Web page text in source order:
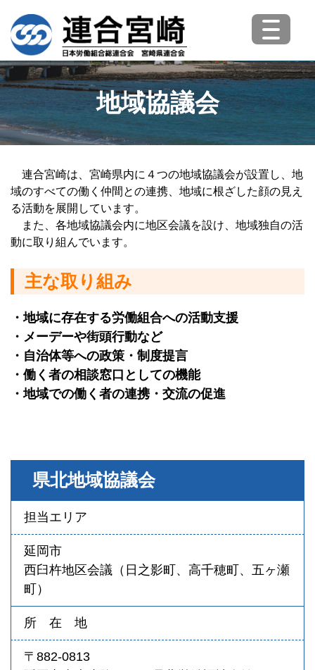
地域協議会
連合宮崎は、宮崎県内に４つの地域協議会が設置し、地
域のすべての働く仲間との連携、地域に根ざした顔の見え
る活動を展開しています。
また、各地域協議会内に地区会議を設け、地域独自の活
動に取り組んでいます。
主な取り組み
・地域に存在する労働組合への活動支援
・メーデーや街頭行動など
・自治体等への政策・制度提言
・働く者の相談窓口としての機能
・地域での働く者の連携・交流の促進
県北地域協議会
担当エリア
延岡市
西臼杵地区会議（日之影町、高千穂町、五ヶ瀬
町）
所 在 地
〒882-0813